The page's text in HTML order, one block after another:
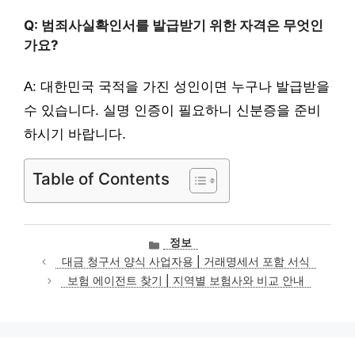
Q: 범죄사실확인서를 발급받기 위한 자격은 무엇인
가요?
A: 대한민국 국적을 가진 성인이면 누구나 발급받을
수 있습니다. 실명 인증이 필요하니 신분증을 준비
하시기 바랍니다.
Table of Contents
카
테
고
리
정보
대금 청구서 양식 사업자용 | 거래명세서 포함 서식
보험 에이전트 찾기 | 지역별 보험사와 비교 안내